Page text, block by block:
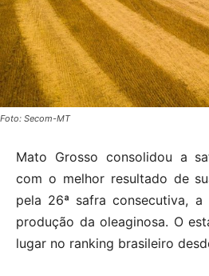
Foto: Secom-MT
Mato Grosso consolidou a
com o melhor resultado de
pela 26ª safra consecutiva, a
produção da oleaginosa. O
lugar no ranking brasileiro